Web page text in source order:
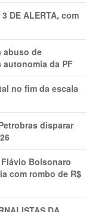
DE ALERTA, com
abuso de
da PF
no fim da escala
disparar
Flávio Bolsonaro
com rombo de R$